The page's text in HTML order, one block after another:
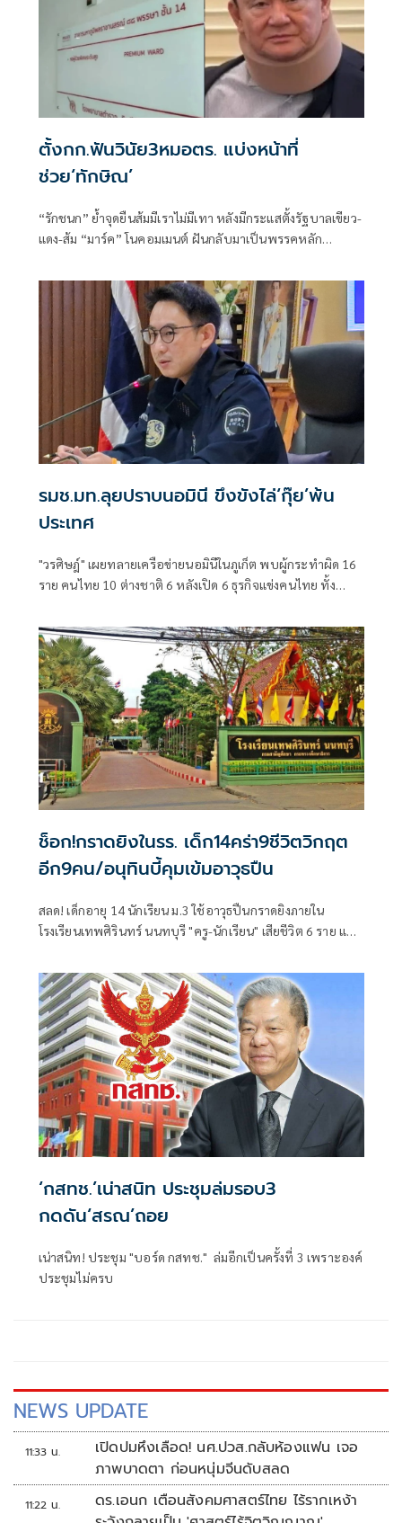
ตั้งกก.ฟันวินัย3หมอตร. แบ่งหน้าที่
ช่วย‘ทักษิณ’
“รักชนก” ย้ำจุดยืนส้มมีเราไม่มีเทา หลังมีกระแสตั้งรัฐบาลเขียว-
แดง-ส้ม “มาร์ค” โนคอมเมนต์ ฝันกลับมาเป็นพรรคหลัก
รมช.มท.ลุยปราบนอมินี ขึงขังไล่‘กุ๊ย’พ้น
ประเทศ
"วรศิษฎ์" เผยทลายเครือข่ายนอมินีในภูเก็ต พบผู้กระทำผิด 16
ราย คนไทย 10 ต่างชาติ 6 หลังเปิด 6 ธุรกิจแข่งคนไทย ทั้ง
ช็อก!กราดยิงในรร. เด็ก14คร่า9ชีวิตวิกฤต
อีก9คน/อนุทินบี้คุมเข้มอาวุธปืน
สลด! เด็กอายุ 14 นักเรียน ม.3 ใช้อาวุธปืนกราดยิงภายใน
โรงเรียนเทพศิรินทร์ นนทบุรี "ครู-นักเรียน" เสียชีวิต 6 ราย และ
‘กสทช.’เน่าสนิท ประชุมล่มรอบ3
กดดัน‘สรณ’ถอย
เน่าสนิท! ประชุม "บอร์ด กสทช." ล่มอีกเป็นครั้งที่ 3 เพราะองค์
ประชุมไม่ครบ
NEWS UPDATE
11:33 น.
เปิดปมหึงเลือด! นศ.ปวส.กลับห้องแฟน เจอ
ภาพบาดตา ก่อนหนุ่มจีนดับสลด
11:22 น.
ดร.เอนก เตือนสังคมศาสตร์ไทย ไร้รากเหง้า